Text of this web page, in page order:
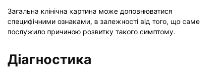
Загальна клінічна картина може доповнюватися
специфічними ознаками, в залежності від того, що саме
послужило причиною розвитку такого симптому.
Діагностика